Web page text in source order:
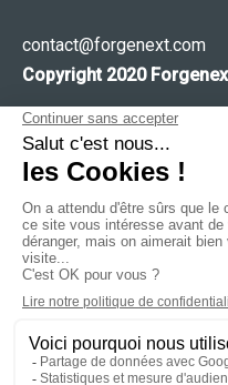
Ce site utilise des
améliorer votre
notre
contact@forgenext.com
Copyright 2020
Première agence
société,Forgenext
cherchent à être
leurs
Navigation